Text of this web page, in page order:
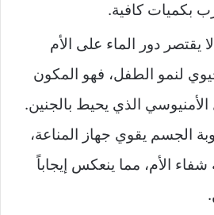
بكميات كافية.
يقتصر دور الماء على الأم
لنمو الطفل، فهو المكون
الذي يحيط بالجنين.
الجسم يقوي جهاز المناعة،
الأم، مما ينعكس إيجاباً